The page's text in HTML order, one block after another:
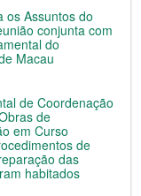
os Assuntos do
conjunta com
do
Macau
de Coordenação
de
em Curso
de
das
habitados